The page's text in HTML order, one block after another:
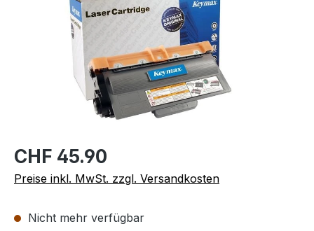
CHF 45.90
Preise inkl. MwSt. zzgl. Versandkosten
Nicht mehr verfügbar